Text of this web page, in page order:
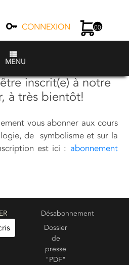
CONNEXION 00
MENU
inscrit(e) à notre
à très bientôt!
vous abonner aux cours
de symbolisme et sur la
est ici : abonnement
Désabonnement
Dossier
de
presse
"PDF"